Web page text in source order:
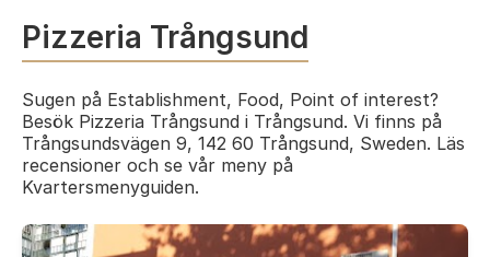
Pizzeria Trångsund
Sugen på Establishment, Food, Point of interest?
Besök Pizzeria Trångsund i Trångsund. Vi finns på
Trångsundsvägen 9, 142 60 Trångsund, Sweden. Läs
recensioner och se vår meny på
Kvartersmenyguiden.